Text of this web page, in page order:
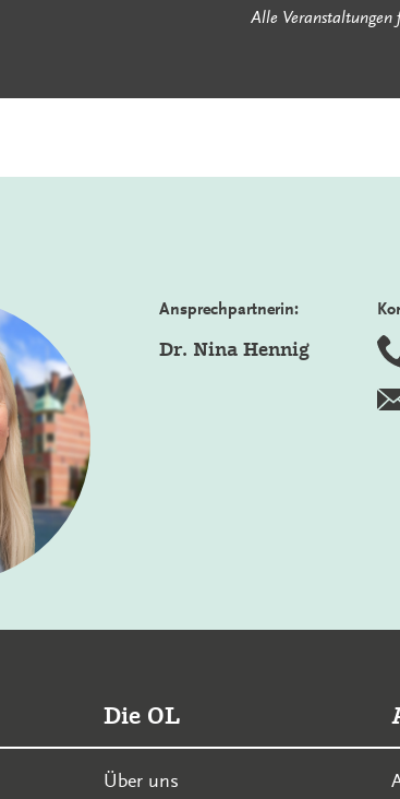
Alle Veranstaltungen
Ansprechpartnerin:
Dr. Nina Hennig
Die OL
Über uns